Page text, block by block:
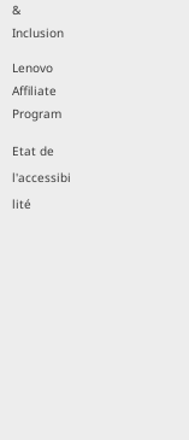
&
Inclusion
Lenovo
Affiliate
Program
Etat de
l'accessibi
lité